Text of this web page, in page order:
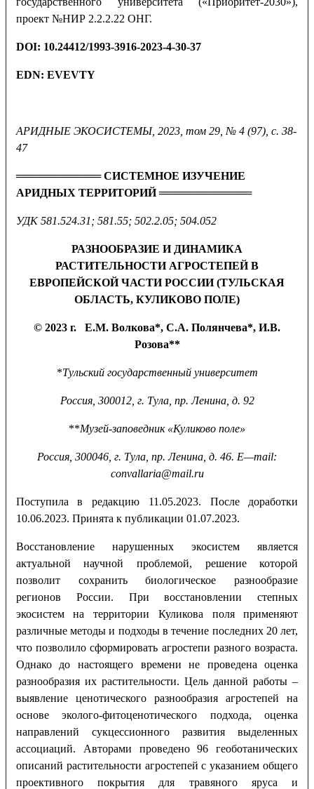
проект №НИР 2.2.2.22 ОНГ.
DOI: 10.24412/1993-3916-2023-4-30-37
EDN: EVEVTY
АРИДНЫЕ ЭКОСИСТЕМЫ, 2023, том 29, № 4 (97), с. 38-
47
═══════════ СИСТЕМНОЕ ИЗУЧЕНИЕ
АРИДНЫХ ТЕРРИТОРИЙ ════════════
УДК 581.524.31; 581.55; 502.2.05; 504.052
РАЗНООБРАЗИЕ И ДИНАМИКА
РАСТИТЕЛЬНОСТИ АГРОСТЕПЕЙ В
ЕВРОПЕЙСКОЙ ЧАСТИ РОССИИ (ТУЛЬСКАЯ
ОБЛАСТЬ, КУЛИКОВО ПОЛЕ)
© 2023 г. Е.М. Волкова*, С.А. Полянчева*, И.В.
Розова**
*Тульский государственный университет
Россия, 300012, г. Тула, пр. Ленина, д. 92
**Музей-заповедник «Куликово поле»
Россия, 300046, г. Тула, пр. Ленина, д. 46. E—mail:
convallaria@mail.ru
Поступила в редакцию 11.05.2023. После доработки
10.06.2023. Принята к публикации 01.07.2023.
Восстановление нарушенных экосистем является
актуальной научной проблемой, решение которой
позволит сохранить биологическое разнообразие
регионов России. При восстановлении степных
экосистем на территории Куликова поля применяют
различные методы и подходы в течение последних 20 лет,
что позволило сформировать агростепи разного возраста.
Однако до настоящего времени не проведена оценка
разнообразия их растительности. Цель данной работы –
выявление ценотического разнообразия агростепей на
основе эколого-фитоценотического подхода, оценка
направлений сукцессионного развития выделенных
ассоциаций. Авторами проведено 96 геоботанических
описаний растительности агростепей с указанием общего
проективного покрытия для травяного яруса и